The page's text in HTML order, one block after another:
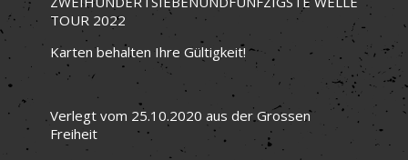
TOUR 2022
Karten behalten Ihre Gültigkeit!
Verlegt vom 25.10.2020 aus der Grossen
Freiheit